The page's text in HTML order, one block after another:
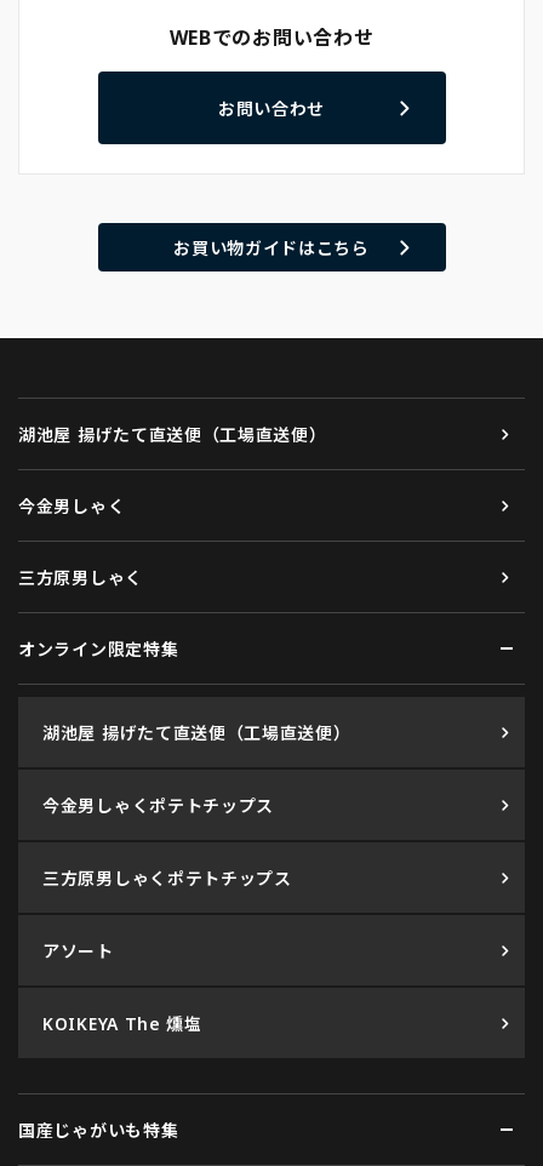
WEBでのお問い合わせ
お問い合わせ
お買い物ガイドはこちら
湖池屋 揚げたて直送便（工場直送便）
今金男しゃく
三方原男しゃく
オンライン限定特集
湖池屋 揚げたて直送便（工場直送便）
今金男しゃくポテトチップス
三方原男しゃくポテトチップス
アソート
KOIKEYA The 燻塩
国産じゃがいも特集